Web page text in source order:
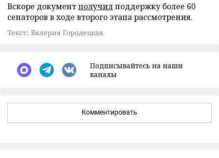
Вскоре документполучилподдержку более 60
сенаторов в ходе второго этапа рассмотрения.
Текст: Валерия Городецкая
Подписывайтесь на наши
каналы
Комментировать